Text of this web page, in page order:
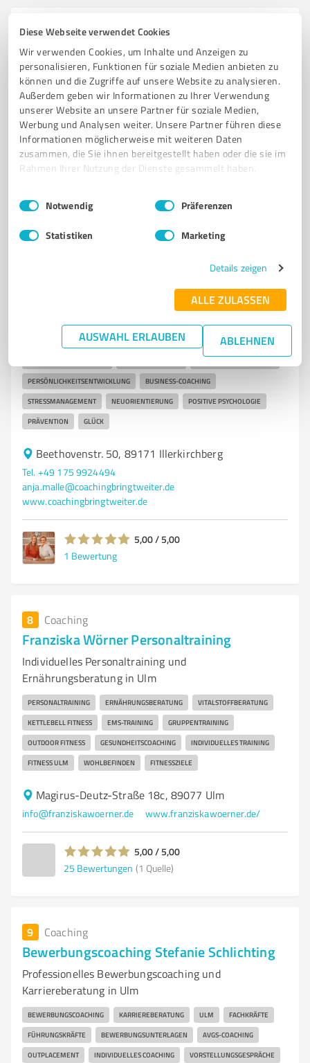
Diese Webseite verwendet Cookies
Wir verwenden Cookies, um Inhalte und Anzeigen zu
personalisieren, Funktionen für soziale Medien anbieten zu
können und die Zugriffe auf unsere Website zu analysieren.
Außerdem geben wir Informationen zu Ihrer Verwendung
unserer Website an unsere Partner für soziale Medien,
Werbung und Analysen weiter. Unsere Partner führen diese
Informationen möglicherweise mit weiteren Daten
zusammen, die Sie ihnen bereitgestellt haben oder die sie im
Rahmen Ihrer Nutzung der Dienste gesammelt haben.
Impressum Datenschutzbestimmungen
Einwilligungsauswahl
Notwendig Präferenzen
Statistiken Marketing
Details zeigen
ALLE ZULASSEN
AUSWAHL ERLAUBEN ABLEHNEN
6 Coaching
Matthias Körting Coaching
Fitness und Ernährungscoach für Väter
COACHING FITNESS ERNÄHRUNG ABNEHMEN DIÄT MUSKELAUFBAU FETTVERLUST
MINDSET
Kässbohrerstraße 16, 89077 Ulm
matthias.koerting@icloud.com matthiaskoerting.com
5,00 / 5,00
Bewertungen
PERSÖNLICHKEITSENTWICKLUNG BUSINESS-COACHING
STRESSMANAGEMENT NEUORIENTIERUNG POSITIVE PSYCHOLOGIE
PRÄVENTION GLÜCK
Beethovenstr. 50, 89171 Illerkirchberg
Tel. +49 175 9924494
anja.malle@coachingbringtweiter.de
www.coachingbringtweiter.de
5,00 / 5,00
1 Bewertung
8 Coaching
Franziska Wörner Personaltraining
Individuelles Personaltraining und
Ernährungsberatung in Ulm
PERSONALTRAINING ERNÄHRUNGSBERATUNG VITALSTOFFBERATUNG
KETTLEBELL FITNESS EMS-TRAINING GRUPPENTRAINING
OUTDOOR FITNESS GESUNDHEITSCOACHING INDIVIDUELLES TRAINING
FITNESS ULM WOHLBEFINDEN FITNESSZIELE
Magirus-Deutz-Straße 18c, 89077 Ulm
info@franziskawoerner.de www.franziskawoerner.de/
5,00 / 5,00
25 Bewertungen (1 Quelle)
9 Coaching
Bewerbungscoaching Stefanie Schlichting
Professionelles Bewerbungscoaching und
Karriereberatung in Ulm
BEWERBUNGSCOACHING KARRIEREBERATUNG ULM FACHKRÄFTE
FÜHRUNGSKRÄFTE BEWERBUNGSUNTERLAGEN AVGS-COACHING
OUTPLACEMENT INDIVIDUELLES COACHING VORSTELLUNGSGESPRÄCHE